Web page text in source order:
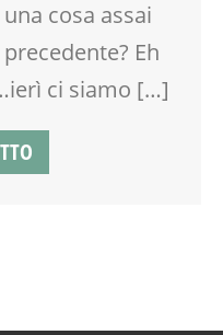
cosa assai
Eh
ci siamo […]